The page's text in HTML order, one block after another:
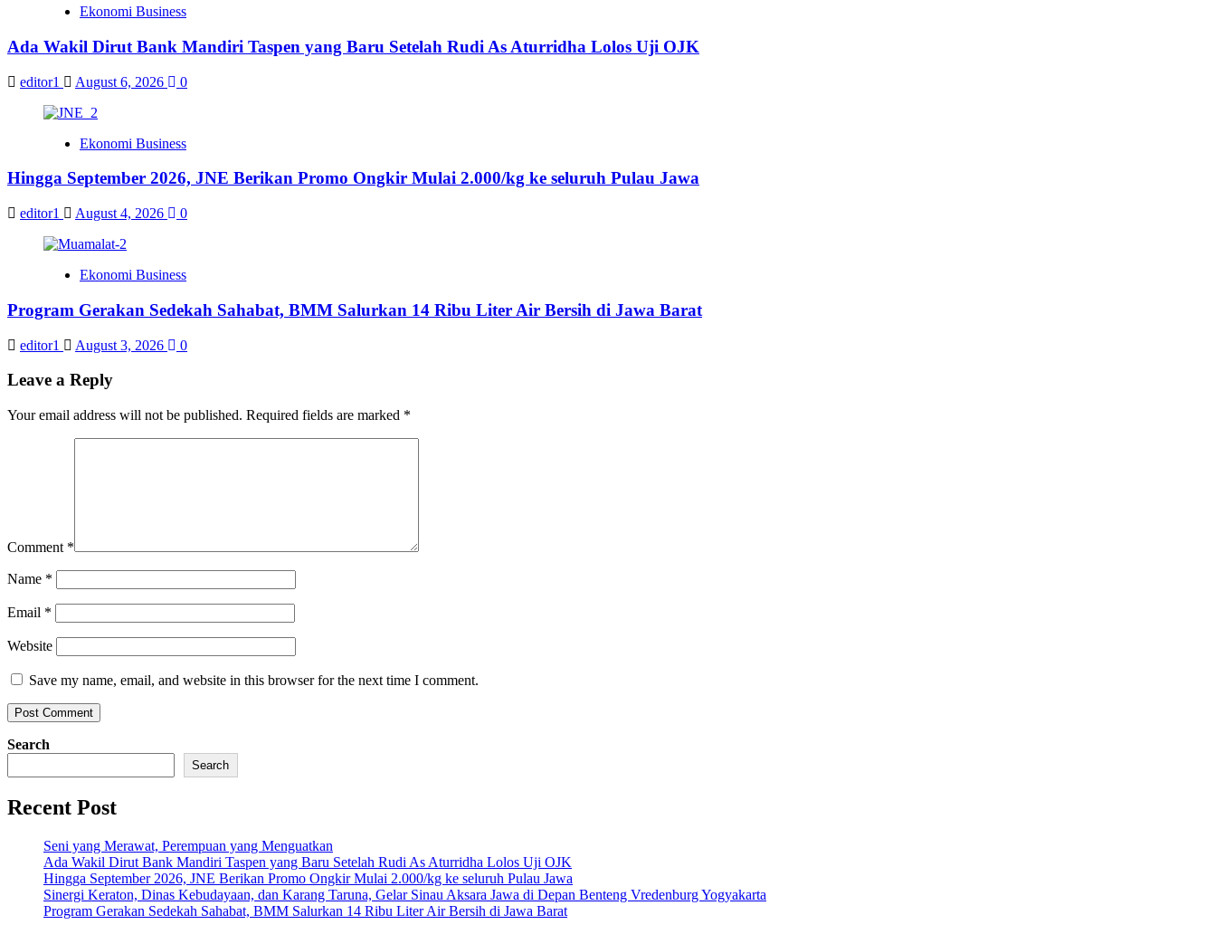
Ekonomi Business
Ada Wakil Dirut Bank Mandiri Taspen yang Baru Setelah Rudi As Aturridha Lolos Uji OJK
editor1 August 6, 2026 0
Ekonomi Business
Hingga September 2026, JNE Berikan Promo Ongkir Mulai 2.000/kg ke seluruh Pulau Jawa
editor1 August 4, 2026 0
Ekonomi Business
Program Gerakan Sedekah Sahabat, BMM Salurkan 14 Ribu Liter Air Bersih di Jawa Barat
editor1 August 3, 2026 0
Leave a Reply
Your email address will not be published. Required fields are marked *
Comment *
Name *
Email *
Website
Save my name, email, and website in this browser for the next time I comment.
Search
Search
Recent Post
Seni yang Merawat, Perempuan yang Menguatkan
Ada Wakil Dirut Bank Mandiri Taspen yang Baru Setelah Rudi As Aturridha Lolos Uji OJK
Hingga September 2026, JNE Berikan Promo Ongkir Mulai 2.000/kg ke seluruh Pulau Jawa
Sinergi Keraton, Dinas Kebudayaan, dan Karang Taruna, Gelar Sinau Aksara Jawa di Depan Benteng Vredenburg Yogyakarta
Program Gerakan Sedekah Sahabat, BMM Salurkan 14 Ribu Liter Air Bersih di Jawa Barat